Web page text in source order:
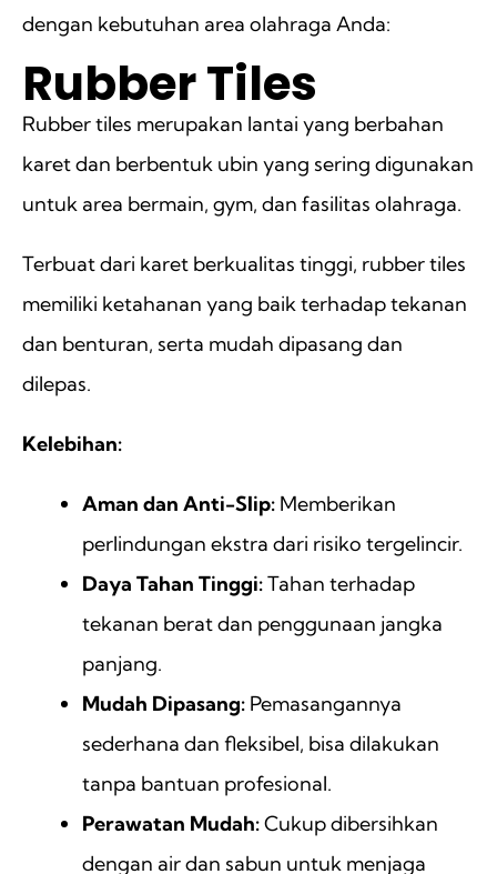
dengan kebutuhan area olahraga Anda:
Rubber Tiles
Rubber tiles merupakan lantai yang berbahan
karet dan berbentuk ubin yang sering digunakan
untuk area bermain, gym, dan fasilitas olahraga.
Terbuat dari karet berkualitas tinggi, rubber tiles
memiliki ketahanan yang baik terhadap tekanan
dan benturan, serta mudah dipasang dan
dilepas.
Kelebihan:
Aman dan Anti-Slip: Memberikan
perlindungan ekstra dari risiko tergelincir.
Daya Tahan Tinggi:Tahan terhadap
tekanan berat dan penggunaan jangka
panjang.
Mudah Dipasang: Pemasangannya
sederhana dan fleksibel, bisa dilakukan
tanpa bantuan profesional.
Perawatan Mudah:Cukup dibersihkan
dengan air dan sabun untuk menjaga